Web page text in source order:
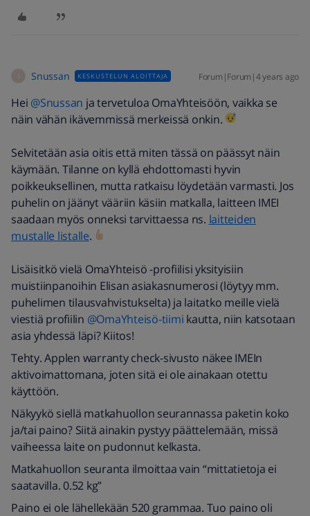
Snussan KESKUSTELUN ALOITTAJA Forum|Forum|4 years ago
Hei @Snussan ja tervetuloa OmaYhteisöön, vaikka se
näin vähän ikävemmissä merkeissä onkin.
Selvitetään asia oitis että miten tässä on päässyt näin
käymään. Tilanne on kyllä ehdottomasti hyvin
poikkeuksellinen, mutta ratkaisu löydetään varmasti. Jos
puhelin on jäänyt vääriin käsiin matkalla, laitteen IMEI
saadaan myös onneksi tarvittaessa ns. laitteiden
mustalle listalle.
Lisäisitkö vielä OmaYhteisö -profiilisi yksityisiin
muistiinpanoihin Elisan asiakasnumerosi (löytyy mm.
puhelimen tilausvahvistukselta) ja laitatko meille vielä
viestiä profiilin @OmaYhteisö-tiimi kautta, niin katsotaan
asia yhdessä läpi? Kiitos!
Tehty. Applen warranty check-sivusto näkee IMEIn
aktivoimattomana, joten sitä ei ole ainakaan otettu
käyttöön.
Näkyykö siellä matkahuollon seurannassa paketin koko
ja/tai paino? Siitä ainakin pystyy päättelemään, missä
vaiheessa laite on pudonnut kelkasta.
Matkahuollon seuranta ilmoittaa vain “mittatietoja ei
saatavilla. 0.52 kg”
Paino ei ole lähellekään 520 grammaa. Tuo paino oli